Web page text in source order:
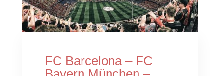
FC Barcelona – FC